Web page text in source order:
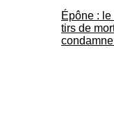
Épône :
tirs de